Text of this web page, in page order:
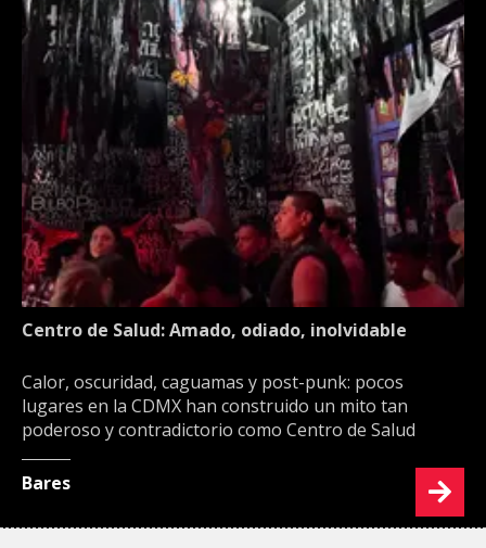
Centro de Salud: Amado, odiado, inolvidable
Calor, oscuridad, caguamas y post-punk: pocos
lugares en la CDMX han construido un mito tan
poderoso y contradictorio como Centro de Salud
Bares